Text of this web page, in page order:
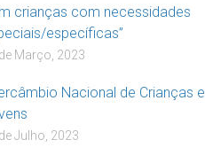
crianças com necessidades
específicas”
Março, 2023
Nacional de Crianças e
Julho, 2023